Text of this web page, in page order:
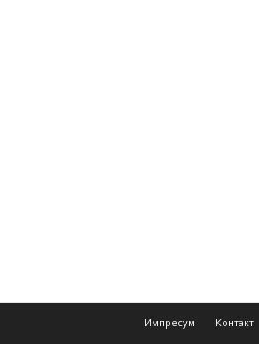
Импресум
Контакт